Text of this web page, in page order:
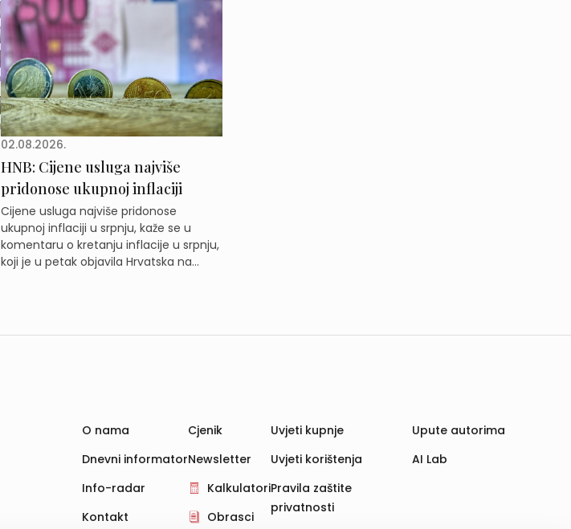
02.08.2026.
HNB: Cijene usluga najviše
pridonose ukupnoj inflaciji
Cijene usluga najviše pridonose
ukupnoj inflaciji u srpnju, kaže se u
komentaru o kretanju inflacije u srpnju,
koji je u petak objavila Hrvatska na...
O nama
Dnevni informator
Info-radar
Kontakt
Cjenik
Newsletter
Kalkulatori
Obrasci
Uvjeti kupnje
Uvjeti korištenja
Pravila zaštite
privatnosti
Upute autorima
AI Lab